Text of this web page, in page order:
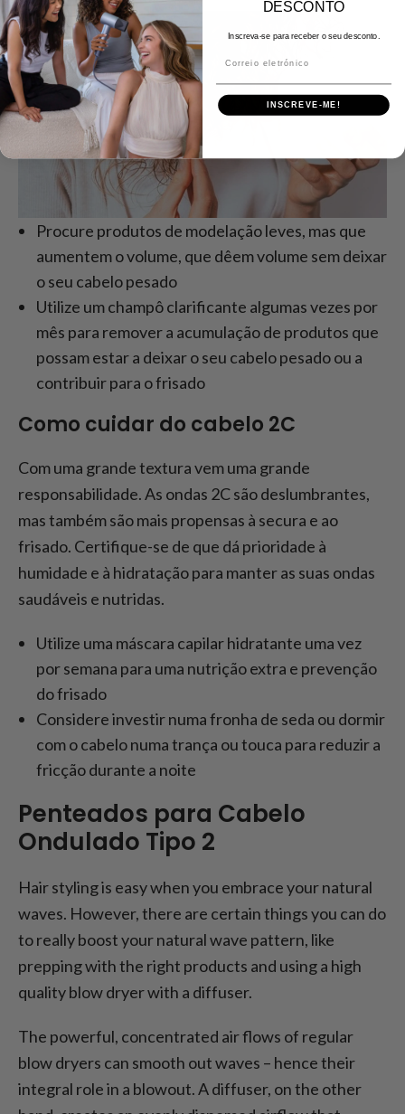
Procure produtos de modelação leves, mas que
aumentem o volume, que dêem volume sem deixar
o seu cabelo pesado
Utilize um champô clarificante algumas vezes por
mês para remover a acumulação de produtos que
possam estar a deixar o seu cabelo pesado ou a
contribuir para o frisado
Como cuidar do cabelo 2C
Com uma grande textura vem uma grande
responsabilidade. As ondas 2C são deslumbrantes,
mas também são mais propensas à secura e ao
frisado. Certifique-se de que dá prioridade à
humidade e à hidratação para manter as suas ondas
saudáveis e nutridas.
Utilize uma máscara capilar hidratante uma vez
por semana para uma nutrição extra e prevenção
do frisado
Considere investir numa fronha de seda ou dormir
com o cabelo numa trança ou touca para reduzir a
fricção durante a noite
Penteados para Cabelo
Ondulado Tipo 2
Hair styling is easy when you embrace your natural
waves. However, there are certain things you can do
to really boost your natural wave pattern, like
prepping with the right products and using a high
quality blow dryer with a diffuser.
The powerful, concentrated air flows of regular
blow dryers can smooth out waves – hence their
integral role in a blowout. A diffuser, on the other
DESCONTO
Inscreva-se para receber o seu desconto.
INSCREVE-ME!